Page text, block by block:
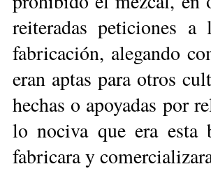
reiteradas peticiones
fabricación, alegando
eran aptas para otros
hechas o apoyadas por
lo nociva que era esta
fabricara y